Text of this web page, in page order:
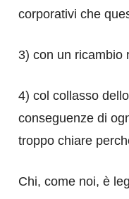
corporativi che
3) con un ricambio
4) col collasso
conseguenze di
troppo chiare
Chi, come noi, è